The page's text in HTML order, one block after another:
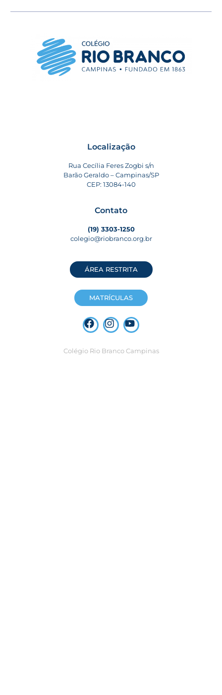
Localização
Rua Cecília Feres Zogbi s/n
Barão Geraldo – Campinas/SP
CEP: 13084-140
Contato
(19) 3303-1250
colegio@riobranco.org.br
ÁREA RESTRITA
MATRÍCULAS
Colégio Rio Branco Campinas